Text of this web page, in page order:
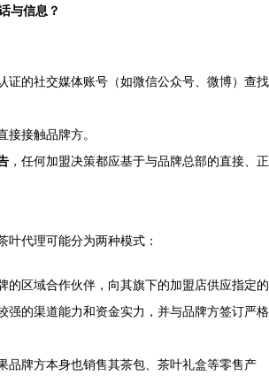
与信息？
证的社交媒体账号（如微信公众号、微博）查找
接接触品牌方。
，任何加盟决策都应基于与品牌总部的直接、正
叶代理可能分为两种模式：
的区域合作伙伴，向其旗下的加盟店供应指定的
强的渠道能力和资金实力，并与品牌方签订严格
品牌方本身也销售其茶包、茶叶礼盒等零售产